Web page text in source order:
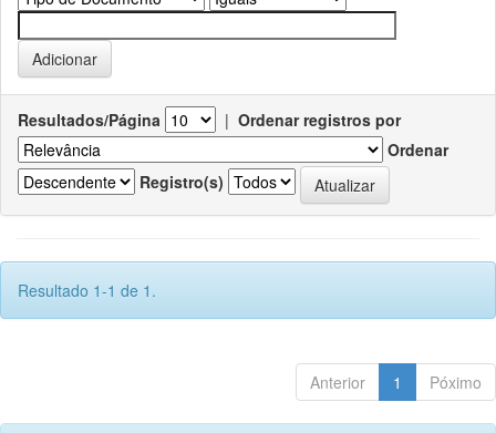
Resultados/Página | Ordenar registros por
Ordenar
Registro(s)
Resultado 1-1 de 1.
Anterior 1 Póximo